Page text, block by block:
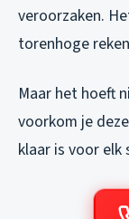
veroorzaken.
torenhoge
Maar het hoeft
voorkom je
klaar is voor elk